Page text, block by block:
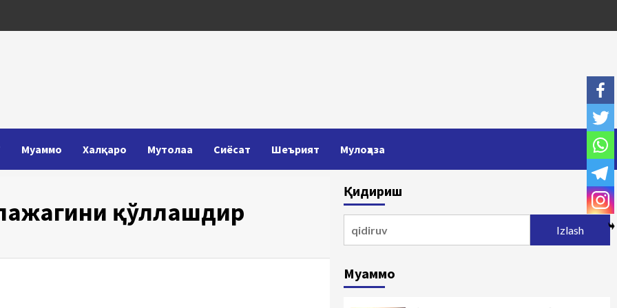
Муаммо Халқаро Мутолаа Сиёсат Шеърият Мулоҳаза
қўллашдир
Қидириш
Муаммо